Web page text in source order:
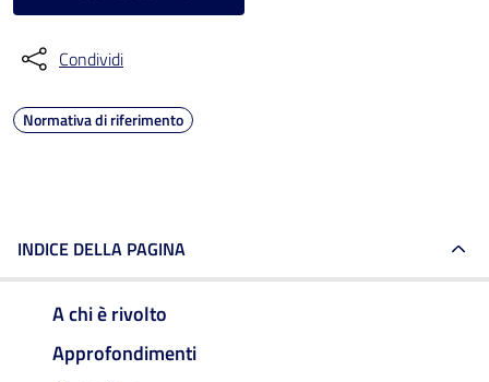
Condividi
Normativa di riferimento
INDICE DELLA PAGINA
A chi è rivolto
Approfondimenti